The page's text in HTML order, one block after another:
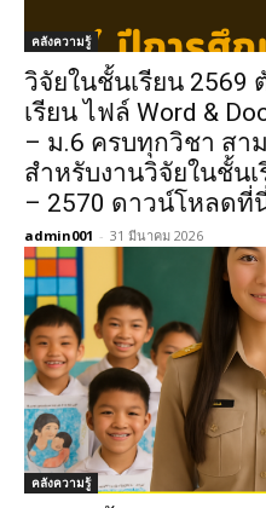
คลังความรู้
วิจัยในชั้นเรียน 2569
เรียน ไฟล์ Word &
– ม.6 ครบทุกวิชา สา
สำหรับงานวิจัยในชั้น
– 2570 ดาวน์โหลดที่
admin001 - 31 มีนาคม 2026
คลังความรู้